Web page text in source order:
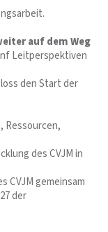
auf dem Weg
Leitperspektiven
den Start der
Ressourcen,
des CVJM in
CVJM gemeinsam
der